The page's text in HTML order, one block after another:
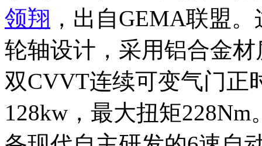
领翔 ，出自GEMA联盟
轮轴设计，采用铝合金
双CVVT连续可变气门正
128kw，最大扭矩